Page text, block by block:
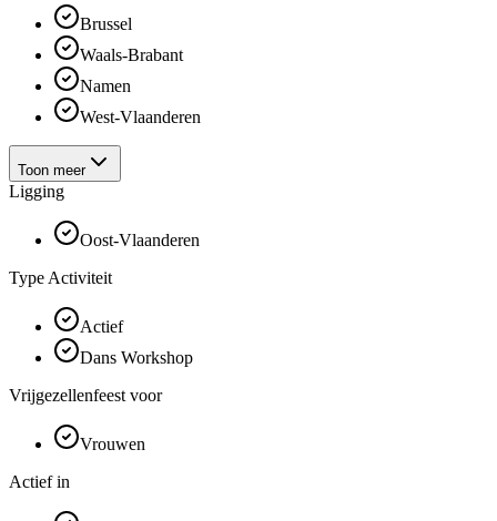
Brussel
Waals-Brabant
Namen
West-Vlaanderen
Toon meer
Ligging
Oost-Vlaanderen
Type Activiteit
Actief
Dans Workshop
Vrijgezellenfeest voor
Vrouwen
Actief in